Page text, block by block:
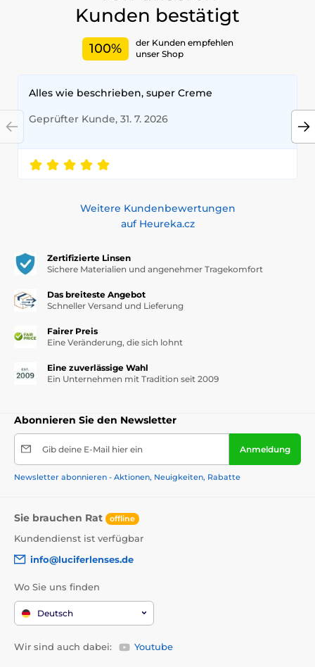
Kunden bestätigt
100%
der Kunden empfehlen
unser Shop
Alles wie beschrieben, super Creme
Geprüfter Kunde, 31. 7. 2026
Weitere Kundenbewertungen
auf Heureka.cz
Zertifizierte Linsen
Sichere Materialien und angenehmer Tragekomfort
Das breiteste Angebot
Schneller Versand und Lieferung
Fairer Preis
Eine Veränderung, die sich lohnt
Eine zuverlässige Wahl
Ein Unternehmen mit Tradition seit 2009
Abonnieren Sie den Newsletter
Gib deine E-Mail hier ein Anmeldung
Newsletter abonnieren - Aktionen, Neuigkeiten, Rabatte
Sie brauchen Rat offline
Kundendienst ist verfügbar
info@luciferlenses.de
Wo Sie uns finden
Deutsch
Wir sind auch dabei: Youtube